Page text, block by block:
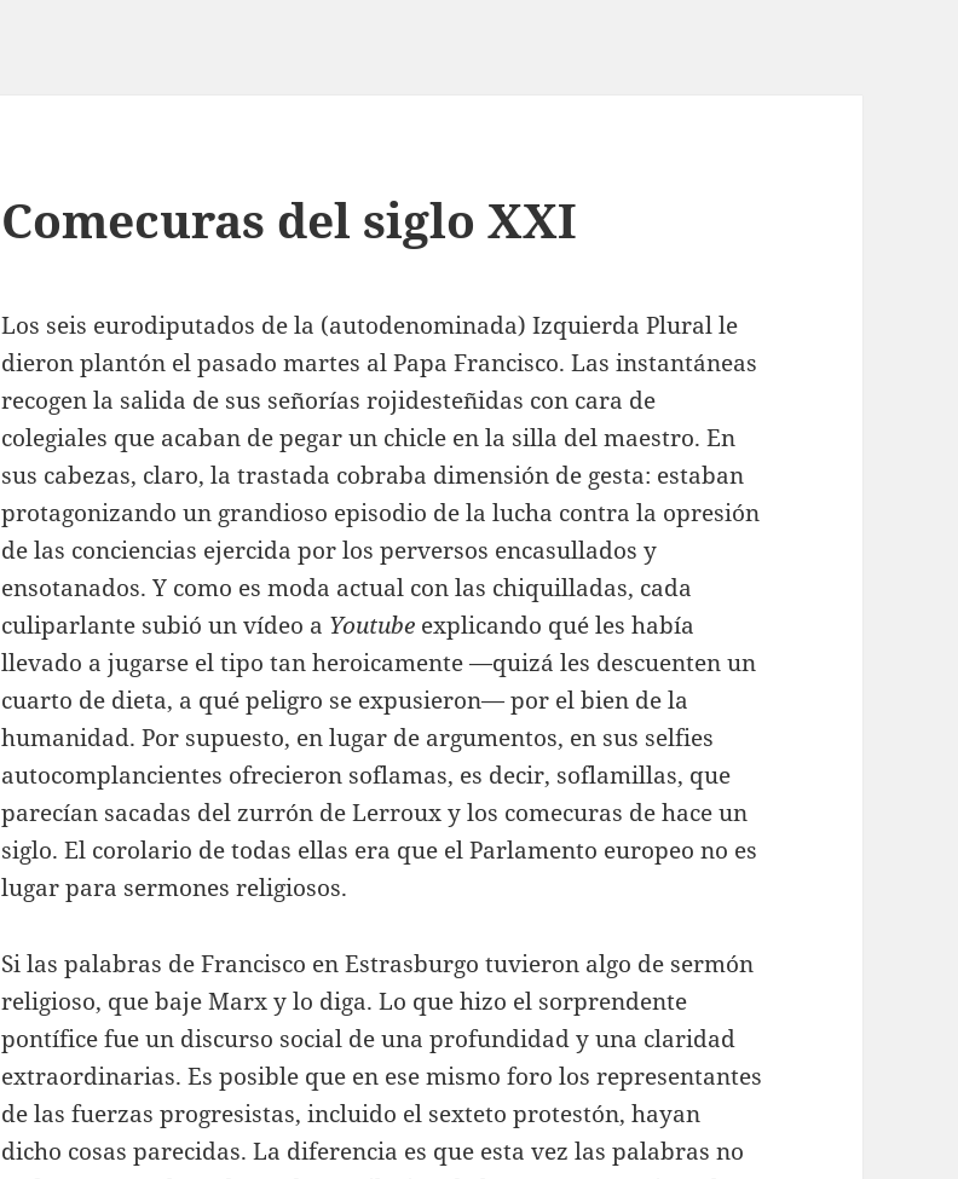
Comecuras del siglo XXI
Los seis eurodiputados de la (autodenominada) Izquierda Plural le
dieron plantón el pasado martes al Papa Francisco. Las instantáneas
recogen la salida de sus señorías rojidesteñidas con cara de
colegiales que acaban de pegar un chicle en la silla del maestro. En
sus cabezas, claro, la trastada cobraba dimensión de gesta: estaban
protagonizando un grandioso episodio de la lucha contra la opresión
de las conciencias ejercida por los perversos encasullados y
ensotanados. Y como es moda actual con las chiquilladas, cada
culiparlante subió un vídeo a Youtube explicando qué les había
llevado a jugarse el tipo tan heroicamente —quizá les descuenten un
cuarto de dieta, a qué peligro se expusieron— por el bien de la
humanidad. Por supuesto, en lugar de argumentos, en sus selfies
autocomplancientes ofrecieron soflamas, es decir, soflamillas, que
parecían sacadas del zurrón de Lerroux y los comecuras de hace un
siglo. El corolario de todas ellas era que el Parlamento europeo no es
lugar para sermones religiosos.
Si las palabras de Francisco en Estrasburgo tuvieron algo de sermón
religioso, que baje Marx y lo diga. Lo que hizo el sorprendente
pontífice fue un discurso social de una profundidad y una claridad
extraordinarias. Es posible que en ese mismo foro los representantes
de las fuerzas progresistas, incluido el sexteto protestón, hayan
dicho cosas parecidas. La diferencia es que esta vez las palabras no